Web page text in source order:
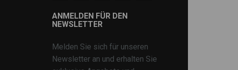
ANMELDEN FÜR DEN
NEWSLETTER
Melden Sie sich für unseren
Newsletter an und erhalten Sie